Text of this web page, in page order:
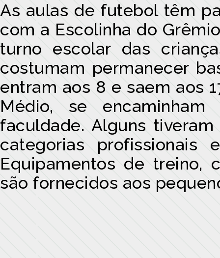
As aulas de futebol têm
com a Escolinha do
turno escolar das
costumam permanecer
entram aos 8 e saem aos
Médio, se
faculdade. Alguns
categorias profissionais
Equipamentos de treino,
são fornecidos aos